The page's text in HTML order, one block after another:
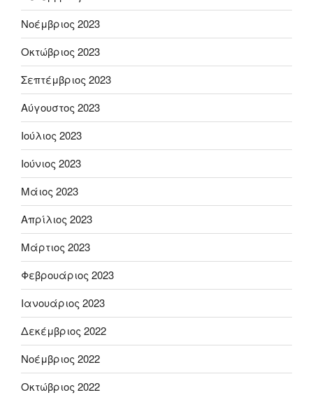
Νοέμβριος 2023
Οκτώβριος 2023
Σεπτέμβριος 2023
Αύγουστος 2023
Ιούλιος 2023
Ιούνιος 2023
Μάιος 2023
Απρίλιος 2023
Μάρτιος 2023
Φεβρουάριος 2023
Ιανουάριος 2023
Δεκέμβριος 2022
Νοέμβριος 2022
Οκτώβριος 2022